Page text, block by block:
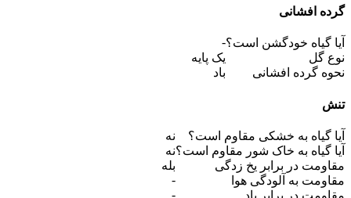
گرده افشانی
آیا گیاه خودگشن است؟-
نوع گل
یک پایه
نحوه گرده افشانی
باد
تنش
آیا گیاه به خشکی مقاوم است؟
نه
آیا گیاه به خاک شور مقاوم است؟نه
مقاومت در برابر یخ زدگی
بله
مقاومت به آلودگی هوا
-
مقاومت در برابر باد
-